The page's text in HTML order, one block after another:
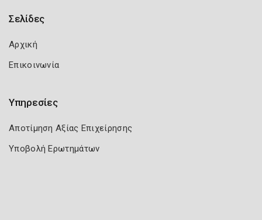
Σελίδες
Αρχική
Επικοινωνία
Υπηρεσίες
Αποτίμηση Αξίας Επιχείρησης
Υποβολή Ερωτημάτων